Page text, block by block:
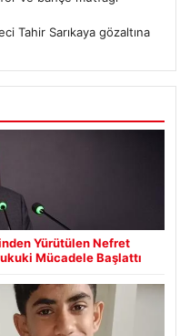
Tahir Sarıkaya gözaltına
Yürütülen Nefret
Mücadele Başlattı